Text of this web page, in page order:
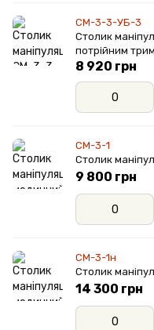
СМ-3-3-УБ-3
Столик
потрійним
8 920 грн
СМ-3-1
Столик
9 800 грн
СМ-3-1н
Столик
14 300 грн